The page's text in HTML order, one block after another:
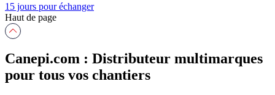
15 jours pour échanger
Haut de page
Canepi.com : Distributeur multimarques
pour tous vos chantiers